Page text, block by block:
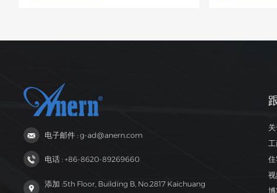
小型企业的自发电需求。
电需求。该系统
更多当地用户提
电子邮件 : g-ad@anern.com
电话 : +86-8620-89269660
添加 :5th Floor, Building B, No.2817 Kaichuang
博